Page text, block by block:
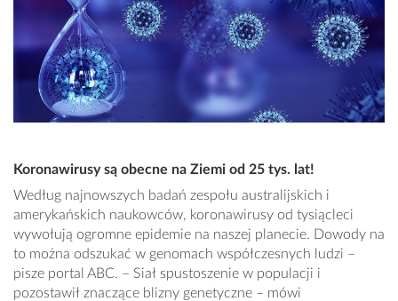
Koronawirusy są obecne na Ziemi od 25 tys. lat!
Według najnowszych badań zespołu australijskich i
amerykańskich naukowców, koronawirusy od tysiącleci
wywołują ogromne epidemie na naszej planecie. Dowody na
to można odszukać w genomach współczesnych ludzi –
pisze portal ABC. – Siał spustoszenie w populacji i
pozostawił znaczące blizny genetyczne – mówi